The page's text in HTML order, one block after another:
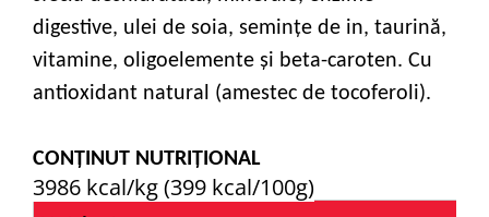
digestive, ulei de soia, seminţe de in, taurină,
vitamine, oligoelemente şi beta-caroten. Cu
antioxidant natural (amestec de tocoferoli).
CONȚINUT NUTRIȚIONAL
3986 kcal/kg (399 kcal/100g)